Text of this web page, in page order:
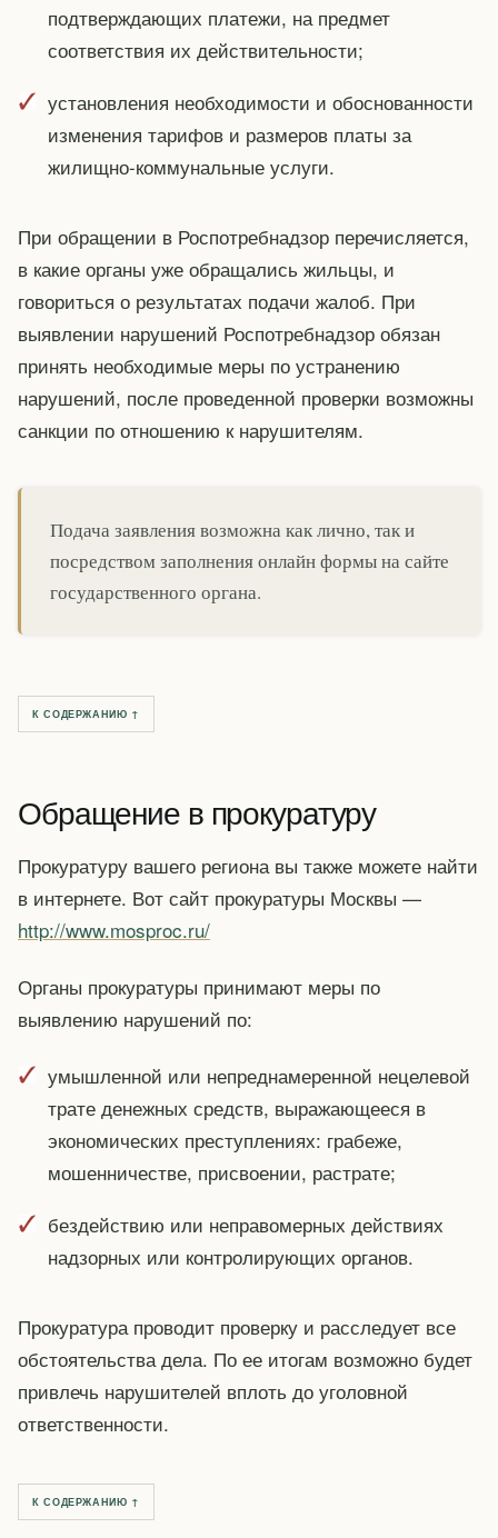
подтверждающих платежи, на предмет
соответствия их действительности;
установления необходимости и обоснованности
изменения тарифов и размеров платы за
жилищно-коммунальные услуги.
При обращении в Роспотребнадзор перечисляется,
в какие органы уже обращались жильцы, и
говориться о результатах подачи жалоб. При
выявлении нарушений Роспотребнадзор обязан
принять необходимые меры по устранению
нарушений, после проведенной проверки возможны
санкции по отношению к нарушителям.
Подача заявления возможна как лично, так и
посредством заполнения онлайн формы на сайте
государственного органа.
К СОДЕРЖАНИЮ ↑
Обращение в прокуратуру
Прокуратуру вашего региона вы также можете найти
в интернете. Вот сайт прокуратуры Москвы —
http://www.mosproc.ru/
Органы прокуратуры принимают меры по
выявлению нарушений по:
умышленной или непреднамеренной нецелевой
трате денежных средств, выражающееся в
экономических преступлениях: грабеже,
мошенничестве, присвоении, растрате;
бездействию или неправомерных действиях
надзорных или контролирующих органов.
Прокуратура проводит проверку и расследует все
обстоятельства дела. По ее итогам возможно будет
привлечь нарушителей вплоть до уголовной
ответственности.
К СОДЕРЖАНИЮ ↑